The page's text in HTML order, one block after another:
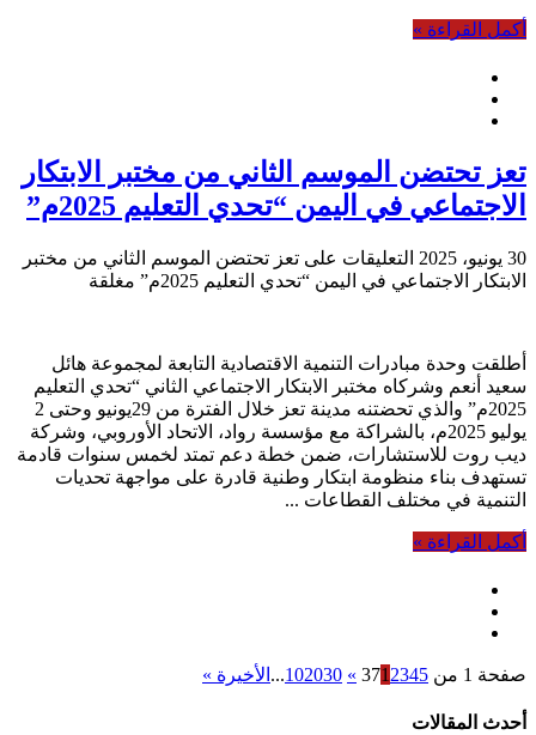
أكمل القراءة »
تعز تحتضن الموسم الثاني من مختبر الابتكار
الاجتماعي في اليمن “تحدي التعليم 2025م”
30 يونيو، 2025 التعليقات على تعز تحتضن الموسم الثاني من مختبر
الابتكار الاجتماعي في اليمن “تحدي التعليم 2025م” مغلقة
أطلقت وحدة مبادرات التنمية الاقتصادية التابعة لمجموعة هائل
سعيد أنعم وشركاه مختبر الابتكار الاجتماعي الثاني “تحدي التعليم
2025م” والذي تحضتنه مدينة تعز خلال الفترة من 29يونيو وحتى 2
يوليو 2025م، بالشراكة مع مؤسسة رواد، الاتحاد الأوروبي، وشركة
ديب روت للاستشارات، ضمن خطة دعم تمتد لخمس سنوات قادمة
تستهدف بناء منظومة ابتكار وطنية قادرة على مواجهة تحديات
التنمية في مختلف القطاعات ...
أكمل القراءة »
صفحة 1 من 37 1 2345
»
102030
... الأخيرة »
أحدث المقالات